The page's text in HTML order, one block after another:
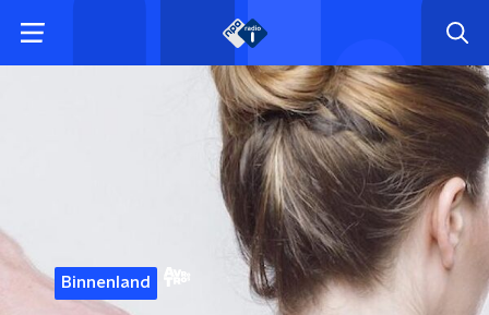
Binnenland